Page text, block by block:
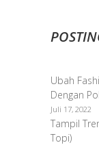
Ubah
Dengan
Juli 17, 2022
Tampil
Topi)